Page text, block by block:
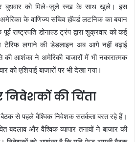
बुधवार को मिले-जुले रुख के साथ खुले। इस
के वाणिज्य सचिव हॉवर्ड लटनिक का बयान
राष्ट्रपति डोनाल्ड ट्रंप द्वारा शुक्रवार को कई
टैरिफ लगाने की डेडलाइन अब आगे नहीं बढ़ाई
की आशंका ने अमेरिकी बाजारों में भी नकारात्मक
एशियाई बाजारों पर भी देखा गया।
निवेशकों की चिंता
बैठक से पहले वैश्विक निवेशक सतर्कता बरत रहे हैं।
बदलाव और वैश्विक व्यापार तनावों ने बाजार की